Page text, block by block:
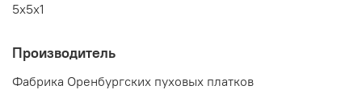
5x5x1
Производитель
Фабрика Оренбургских пуховых платков